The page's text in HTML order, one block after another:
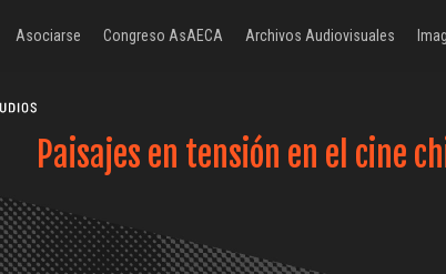
Asociarse Congreso AsAECA Archivos Audiovisuales
Paisajes en tensión en el cine